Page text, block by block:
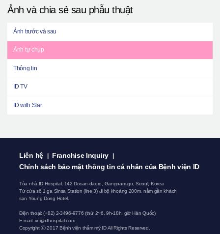
Ảnh và chia sẻ sau phẫu thuật
Ảnh trước và sau
Ảnh tự chụp
Thông tin
ID TV
ID with Star
Liên hệ | Franchise Inquiry |
Chính sách bảo mật thông tin cá nhân của Bệnh viện ID
Tòa nhà ID Hospital, 142 Dosan-daero, Gangnam-gu, Seoul, Korea
Từ cửa số 1 ga Sinsa Station (line 3) đi bộ khoảng 200m, nằm gần khách
sạn Young Dong Hotel.
Điện thoại:(+82) 2-3496-9776 (thứ 2~6, 9h-18h, giờ Hàn Quốc)
E-mail: vn@idhospital.com
Copyright ⓒ 2017 Bệnh viện thẩm mỹ ID All Rights Reserved.